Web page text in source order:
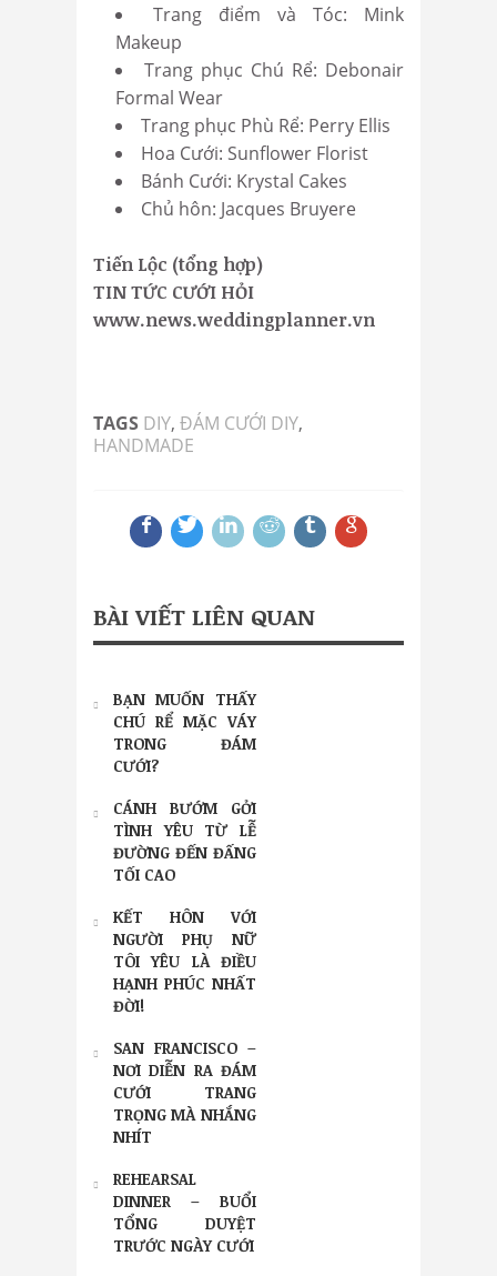
Trang điểm và Tóc: Mink
Makeup
Trang phục Chú Rể: Debonair
Formal Wear
Trang phục Phù Rể: Perry Ellis
Hoa Cưới: Sunflower Florist
Bánh Cưới: Krystal Cakes
Chủ hôn: Jacques Bruyere
Tiến Lộc (tổng hợp)
TIN TỨC CƯỚI HỎI
www.news.weddingplanner.vn
TAGS DIY, ĐÁM CƯỚI DIY,
HANDMADE
BÀI VIẾT LIÊN QUAN
BẠN MUỐN THẤY
CHÚ RỂ MẶC VÁY
TRONG ĐÁM
CƯỚI?
CÁNH BƯỚM GỞI
TÌNH YÊU TỪ LỄ
ĐƯỜNG ĐẾN ĐẤNG
TỐI CAO
KẾT HÔN VỚI
NGƯỜI PHỤ NỮ
TÔI YÊU LÀ ĐIỀU
HẠNH PHÚC NHẤT
ĐỜI!
SAN FRANCISCO –
NƠI DIỄN RA ĐÁM
CƯỚI TRANG
TRỌNG MÀ NHẮNG
NHÍT
REHEARSAL
DINNER – BUỔI
TỔNG DUYỆT
TRƯỚC NGÀY CƯỚI